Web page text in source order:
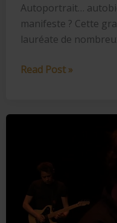
Autoportrait…
manifeste ? Cette
lauréate de
Lydie
Read Post »